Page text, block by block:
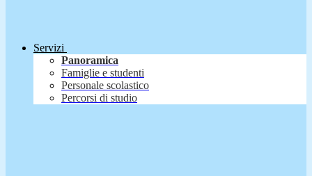
Servizi
Panoramica
Famiglie e studenti
Personale scolastico
Percorsi di studio